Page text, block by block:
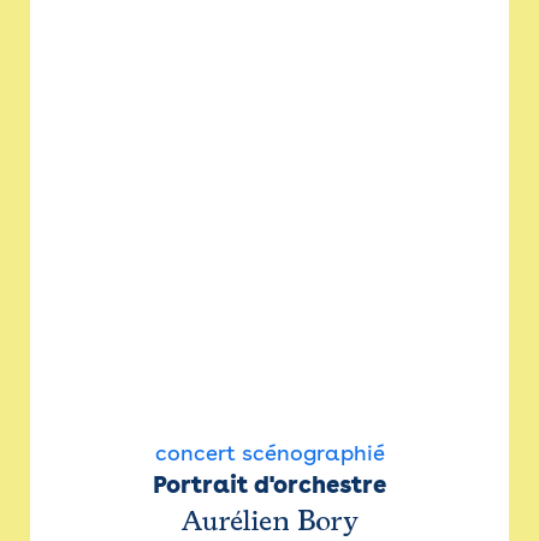
concert scénographié
Portrait d'orchestre
Aurélien Bory